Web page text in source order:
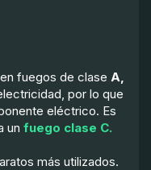
fuegos de clase A,
por lo que
eléctrico. Es
un fuego clase C.
más utilizados.